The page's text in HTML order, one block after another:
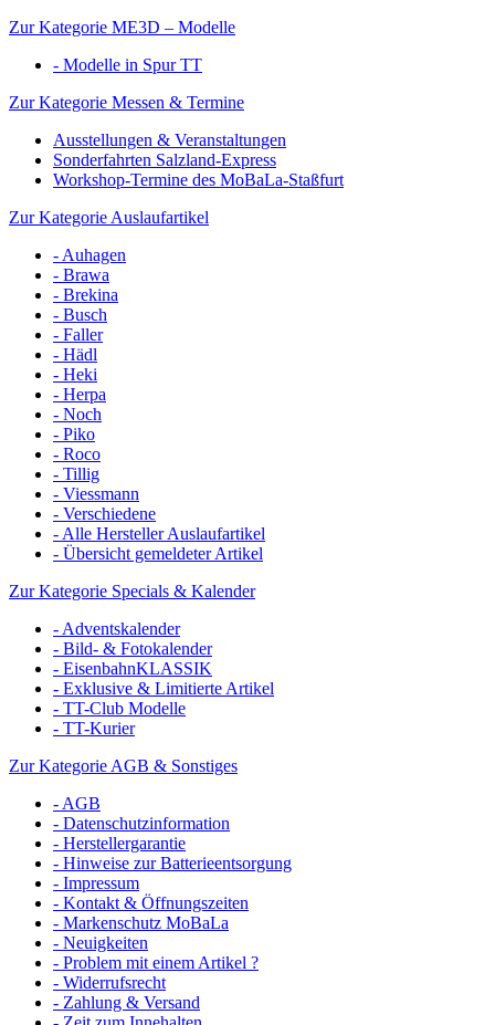
Zur Kategorie ME3D – Modelle
- Modelle in Spur TT
Zur Kategorie Messen & Termine
Ausstellungen & Veranstaltungen
Sonderfahrten Salzland-Express
Workshop-Termine des MoBaLa-Staßfurt
Zur Kategorie Auslaufartikel
- Auhagen
- Brawa
- Brekina
- Busch
- Faller
- Hädl
- Heki
- Herpa
- Noch
- Piko
- Roco
- Tillig
- Viessmann
- Verschiedene
- Alle Hersteller Auslaufartikel
- Übersicht gemeldeter Artikel
Zur Kategorie Specials & Kalender
- Adventskalender
- Bild- & Fotokalender
- EisenbahnKLASSIK
- Exklusive & Limitierte Artikel
- TT-Club Modelle
- TT-Kurier
Zur Kategorie AGB & Sonstiges
- AGB
- Datenschutzinformation
- Herstellergarantie
- Hinweise zur Batterieentsorgung
- Impressum
- Kontakt & Öffnungszeiten
- Markenschutz MoBaLa
- Neuigkeiten
- Problem mit einem Artikel ?
- Widerrufsrecht
- Zahlung & Versand